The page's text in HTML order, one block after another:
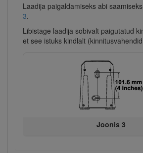
Laadija paigaldamiseks abi
3.
Libistage laadija sobivalt paigutatud
et see istuks kindlalt
Joonis 3